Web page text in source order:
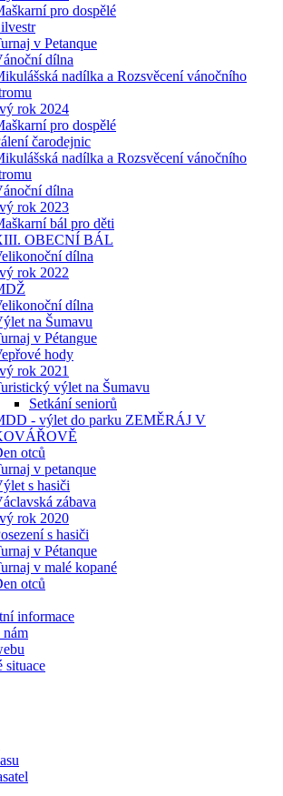
pro dospělé
v Petanque
dílna
nadílka a Rozsvěcení vánočního
rok 2024
pro dospělé
čarodejnic
nadílka a Rozsvěcení vánočního
dílna
rok 2023
bál pro děti
OBECNÍ BÁL
dílna
rok 2022
dílna
na Šumavu
v Pétangue
hody
rok 2021
výlet na Šumavu
Setkání seniorů
- výlet do parku ZEMĚRÁJ V
otců
v petanque
s hasiči
zábava
rok 2020
s hasiči
v Pétanque
v malé kopané
otců
informace
nám
situace